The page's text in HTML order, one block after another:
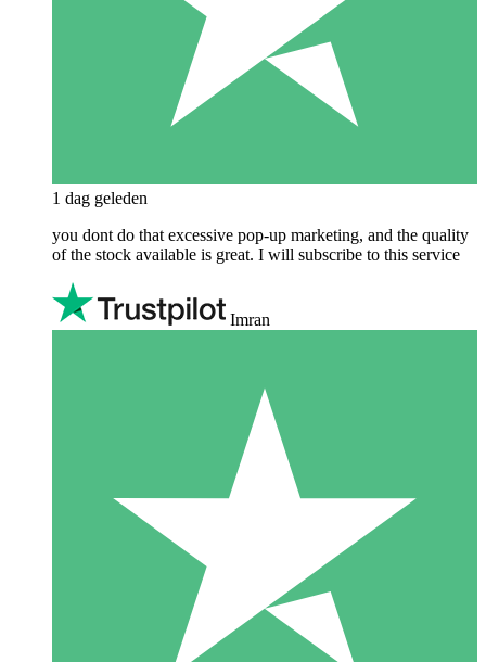
1 dag geleden
you dont do that excessive pop-up marketing, and the quality
of the stock available is great. I will subscribe to this service
Imran